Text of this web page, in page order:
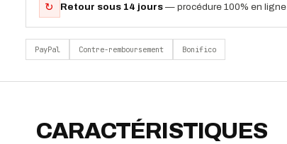
↻ Retour sous 14 jours — procédure 100% en ligne
PayPal Contre-remboursement Bonifico
CARACTÉRISTIQUES